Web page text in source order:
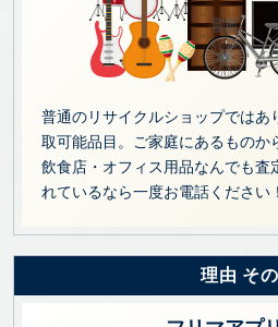
普通のリサイクルショップではあ
取可能品目。ご家庭にあるものか
飲食店・オフィス用品なんでも査
れているなら一度お電話ください！
理由 そ